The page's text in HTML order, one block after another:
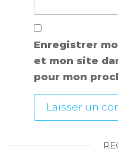
Enregistrer
et mon site
pour mon